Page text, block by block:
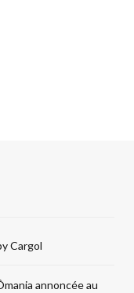
Cargol
annoncée au